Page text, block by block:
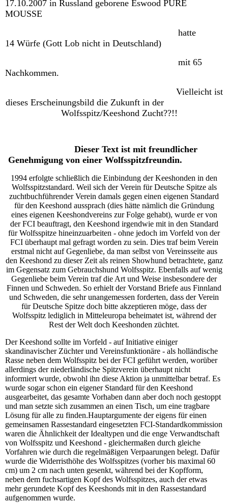
17.10.2007 in Russland geborene Eswood PURE
MOUSSE
hatte
14 Würfe (Gott Lob nicht in Deutschland)
mit 65
Nachkommen.
Vielleicht ist
dieses Erscheinungsbild die Zukunft in der
Wolfsspitz/Keeshond Zucht??!!
Dieser Text ist mit freundlicher
Genehmigung von einer Wolfsspitzfreundin.
1994 erfolgte schließlich die Einbindung der Keeshonden in den
Wolfsspitzstandard. Weil sich der Verein für Deutsche Spitze als
zuchtbuchführender Verein damals gegen einen eigenen Standard
für den Keeshond aussprach (dies hätte nämlich die Gründung
eines eigenen Keeshondvereins zur Folge gehabt), wurde er von
der FCI beauftragt, den Keeshond irgendwie mit in den Standard
für Wolfsspitze hineinzuarbeiten - ohne jedoch im Vorfeld von der
FCI überhaupt mal gefragt worden zu sein. Dies traf beim Verein
erstmal nicht auf Gegenliebe, da man selbst von Vereinsseite aus
den Keeshond zu dieser Zeit als reinen Showhund betrachtete, ganz
im Gegensatz zum Gebrauchshund Wolfsspitz. Ebenfalls auf wenig
Gegenliebe beim Verein traf die Art und Weise insbesondere der
Finnen und Schweden. So erhielt der Vorstand Briefe aus Finnland
und Schweden, die sehr unangemessen forderten, dass der Verein
für Deutsche Spitze doch bitte akzeptieren möge, dass der
Wolfsspitz lediglich in Mitteleuropa beheimatet ist, während der
Rest der Welt doch Keeshonden züchtet.
Der Keeshond sollte im Vorfeld - auf Initiative einiger
skandinavischer Züchter und Vereinsfunktionäre - als holländische
Rasse neben dem Wolfsspitz bei der FCI geführt werden, worüber
allerdings der niederländische Spitzverein überhaupt nicht
informiert wurde, obwohl ihn diese Aktion ja unmittelbar betraf. Es
wurde sogar schon ein eigener Standard für den Keeshond
ausgearbeitet, das gesamte Vorhaben dann aber doch noch gestoppt
und man setzte sich zusammen an einen Tisch, um eine tragbare
Lösung für alle zu finden.Hauptargumente der eigens für einen
gemeinsamen Rassestandard eingesetzten FCI-Standardkommission
waren die Ähnlichkeit der Idealtypen und die enge Verwandtschaft
von Wolfsspitz und Keeshond - gleichermaßen durch gleiche
Vorfahren wie durch die regelmäßigen Verpaarungen belegt. Dafür
wurde die Widerristhöhe des Wolfsspitzes (vorher bis maximal 60
cm) um 2 cm nach unten gesenkt, während bei der Kopfform,
neben dem fuchsartigen Kopf des Wolfsspitzes, auch der etwas
mehr gerundete Kopf des Keeshonds mit in den Rassestandard
aufgenommen wurde.